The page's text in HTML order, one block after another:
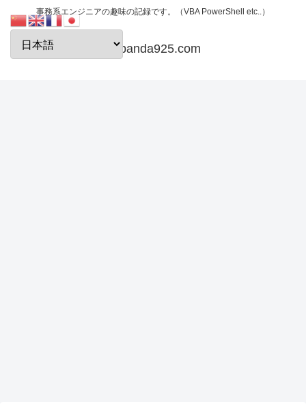
事務系エンジニアの趣味の記録です。（VBA PowerShell etc..）
papanda925.com